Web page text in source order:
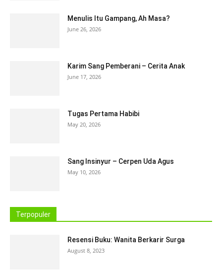
Menulis Itu Gampang, Ah Masa?
June 26, 2026
Karim Sang Pemberani – Cerita Anak
June 17, 2026
Tugas Pertama Habibi
May 20, 2026
Sang Insinyur – Cerpen Uda Agus
May 10, 2026
Terpopuler
Resensi Buku: Wanita Berkarir Surga
August 8, 2023